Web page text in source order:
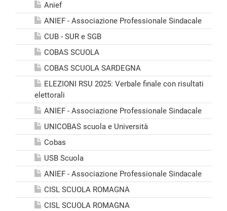
Anief
ANIEF - Associazione Professionale Sindacale
CUB - SUR e SGB
COBAS SCUOLA
COBAS SCUOLA SARDEGNA
ELEZIONI RSU 2025: Verbale finale con risultati
elettorali
ANIEF - Associazione Professionale Sindacale
UNICOBAS scuola e Università
Cobas
USB Scuola
ANIEF - Associazione Professionale Sindacale
CISL SCUOLA ROMAGNA
CISL SCUOLA ROMAGNA